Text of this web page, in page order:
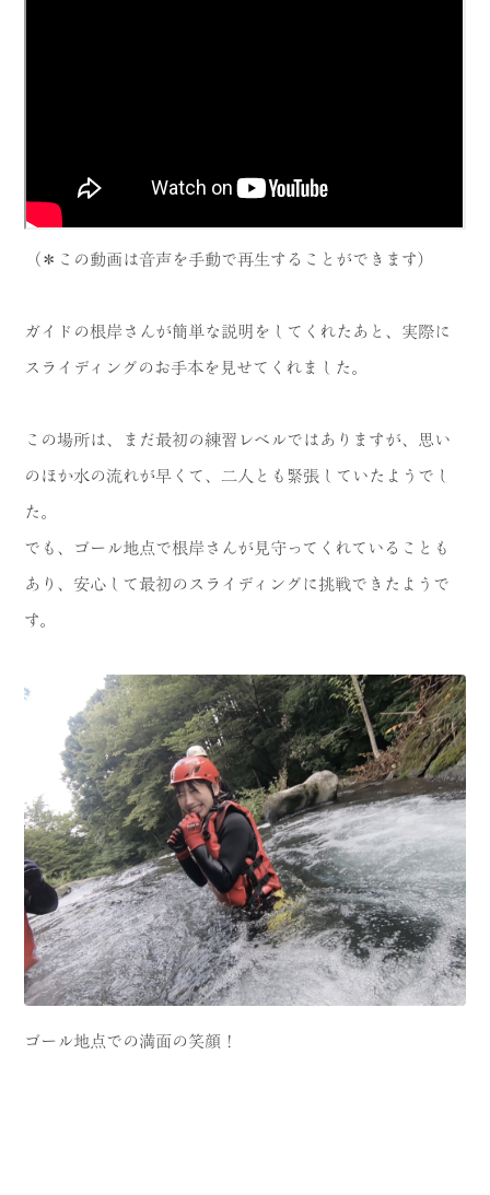
（＊この動画は音声を手動で再生することができます）
ガイドの根岸さんが簡単な説明をしてくれたあと、実際に
スライディングのお手本を見せてくれました。
この場所は、まだ最初の練習レベルではありますが、思い
のほか水の流れが早くて、二人とも緊張していたようでし
た。
でも、ゴール地点で根岸さんが見守ってくれていることも
あり、安心して最初のスライディングに挑戦できたようで
す。
ゴール地点での満面の笑顔！